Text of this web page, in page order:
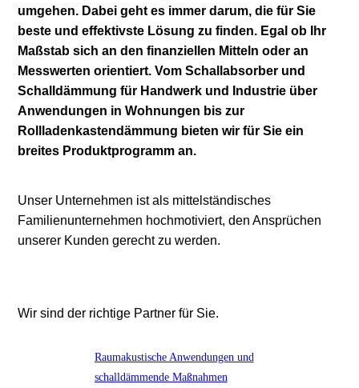
umgehen. Dabei geht es immer darum, die für Sie
beste und effektivste Lösung zu finden. Egal ob Ihr
Maßstab sich an den finanziellen Mitteln oder an
Messwerten orientiert. Vom Schallabsorber und
Schalldämmung für Handwerk und Industrie über
Anwendungen in Wohnungen bis zur
Rollladenkastendämmung bieten wir für Sie ein
breites Produktprogramm an.
Unser Unternehmen ist als mittelständisches
Familienunternehmen hochmotiviert, den Ansprüchen
unserer Kunden gerecht zu werden.
Wir sind der richtige Partner für Sie.
Raumakustische Anwendungen und
schalldämmende Maßnahmen